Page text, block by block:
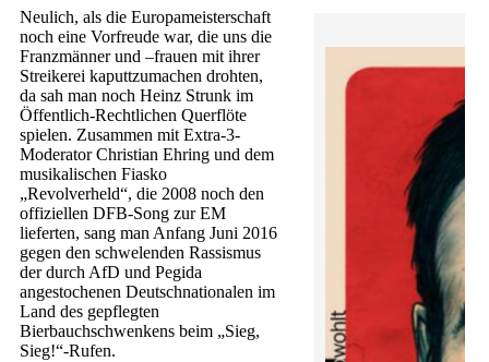
Neulich, als die Europameisterschaft
noch eine Vorfreude war, die uns die
Franzmänner und –frauen mit ihrer
Streikerei kaputtzumachen drohten,
da sah man noch Heinz Strunk im
Öffentlich-Rechtlichen Querflöte
spielen. Zusammen mit Extra-3-
Moderator Christian Ehring und dem
musikalischen Fiasko
„Revolverheld“, die 2008 noch den
offiziellen DFB-Song zur EM
lieferten, sang man Anfang Juni 2016
gegen den schwelenden Rassismus
der durch AfD und Pegida
angestochenen Deutschnationalen im
Land des gepflegten
Bierbauchschwenkens beim „Sieg,
Sieg!“-Rufen.